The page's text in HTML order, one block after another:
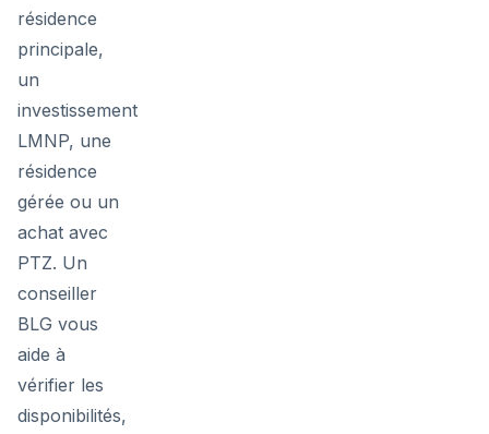
résidence
principale,
un
investissement
LMNP, une
résidence
gérée ou un
achat avec
PTZ. Un
conseiller
BLG vous
aide à
vérifier les
disponibilités,